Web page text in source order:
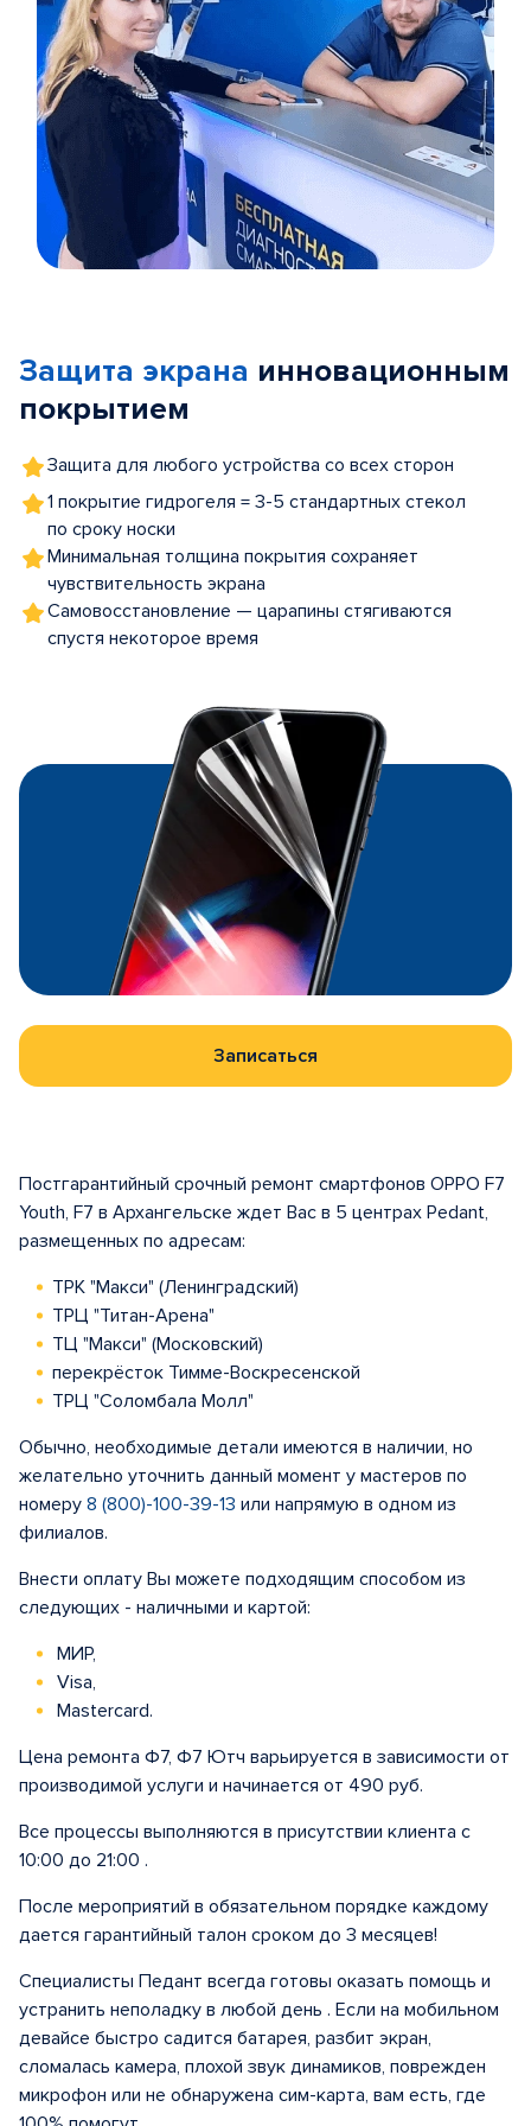
5
Защита экрана инновационным
покрытием
Защита для любого устройства со всех сторон
1 покрытие гидрогеля = 3-5 стандартных стекол
по сроку носки
Минимальная толщина покрытия сохраняет
чувствительность экрана
Самовосстановление — царапины стягиваются
спустя некоторое время
Записаться
Постгарантийный срочный ремонт смартфонов OPPO F7
Youth, F7 в Архангельске ждет Вас в 5 центрах Pedant,
размещенных по адресам:
ТРК "Макси" (Ленинградский)
ТРЦ "Титан-Арена"
ТЦ "Макси" (Московский)
перекрёсток Тимме-Воскресенской
ТРЦ "Соломбала Молл"
Обычно, необходимые детали имеются в наличии, но
желательно уточнить данный момент у мастеров по
номеру 8 (800)-100-39-13 или напрямую в одном из
филиалов.
Внести оплату Вы можете подходящим способом из
следующих - наличными и картой:
МИР,
Visa,
Mastercard.
Цена ремонта Ф7, Ф7 Ютч варьируется в зависимости от
производимой услуги и начинается от 490 руб.
Все процессы выполняются в присутствии клиента с
10:00 до 21:00 .
После мероприятий в обязательном порядке каждому
дается гарантийный талон сроком до 3 месяцев!
Специалисты Педант всегда готовы оказать помощь и
устранить неполадку в любой день . Если на мобильном
девайсе быстро садится батарея, разбит экран,
сломалась камера, плохой звук динамиков, поврежден
микрофон или не обнаружена сим-карта, вам есть, где